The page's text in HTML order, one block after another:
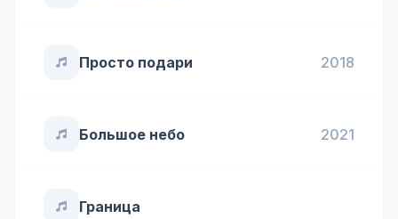
Просто подари 2018
Большое небо 2021
Граница